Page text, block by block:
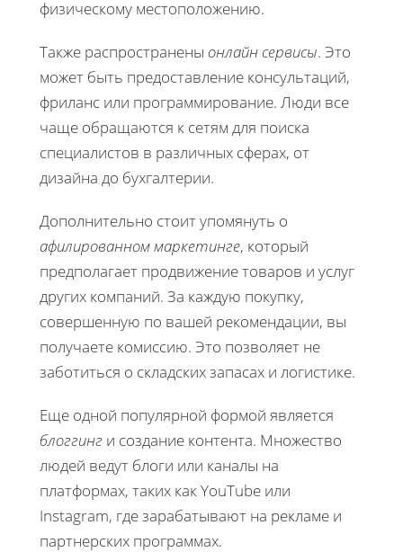
физическому местоположению.
Также распространены онлайн сервисы. Это
может быть предоставление консультаций,
фриланс или программирование. Люди все
чаще обращаются к сетям для поиска
специалистов в различных сферах, от
дизайна до бухгалтерии.
Дополнительно стоит упомянуть о
афилированном маркетинге, который
предполагает продвижение товаров и услуг
других компаний. За каждую покупку,
совершенную по вашей рекомендации, вы
получаете комиссию. Это позволяет не
заботиться о складских запасах и логистике.
Еще одной популярной формой является
блоггинг и создание контента. Множество
людей ведут блоги или каналы на
платформах, таких как YouTube или
Instagram, где зарабатывают на рекламе и
партнерских программах.